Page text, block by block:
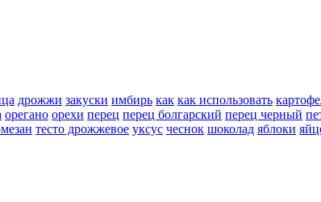
дрожжи закуски имбирь как как использовать
орегано орехи перец перец болгарский перец черный
тесто дрожжевое уксус чеснок шоколад яблоки